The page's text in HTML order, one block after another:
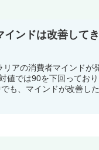
インドは改善して
リアの消費者マインド
値では90を下回ってお
も、マインドが改善し